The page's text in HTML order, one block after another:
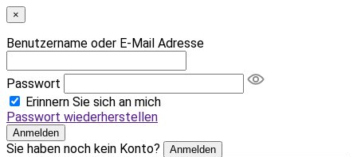
×
Benutzername oder E-Mail Adresse
Passwort
Erinnern Sie sich an mich
Passwort wiederherstellen
Anmelden
Sie haben noch kein Konto? Anmelden